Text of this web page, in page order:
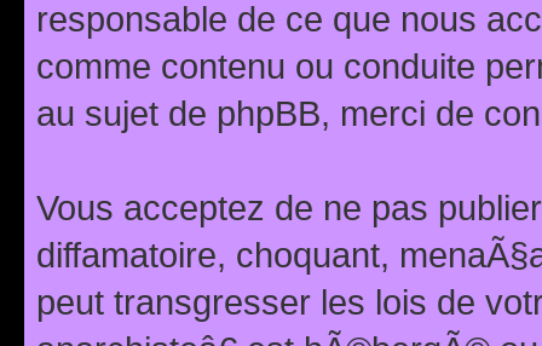
responsable de ce que nous
comme contenu ou conduite
au sujet de phpBB, merci de
Vous acceptez de ne pas
diffamatoire, choquant,
peut transgresser les lois de